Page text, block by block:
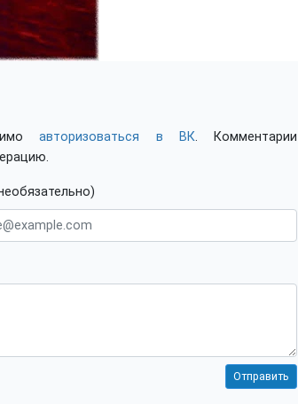
авторизоваться в ВК. Комментарии